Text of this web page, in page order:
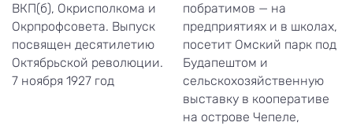
ВКП(б), Окрисполкома и
Окрпрофсовета. Выпуск
посвящен десятилетию
Октябрьской революции.
7 ноября 1927 год
побратимов — на
предприятиях и в школах,
посетит Омский парк под
Будапештом и
сельскохозяйственную
выставку в кооперативе
на острове Чепеле,